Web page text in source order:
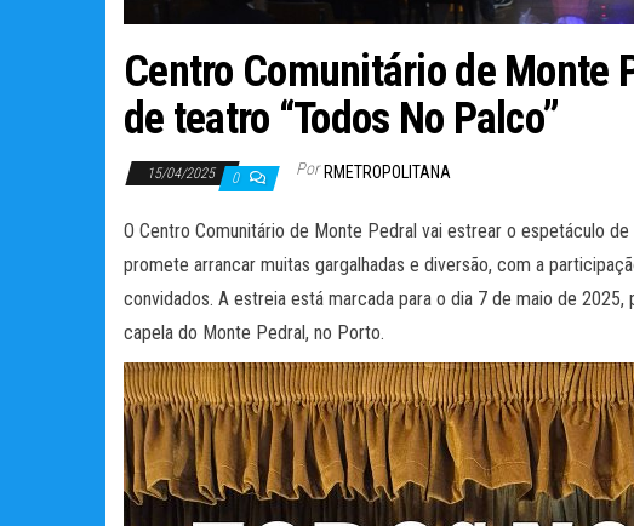
Centro Comunitário de Monte
de teatro “Todos No Palco”
15/04/2025 0 Por RMETROPOLITANA
O Centro Comunitário de Monte Pedral vai estrear o espetáculo
promete arrancar muitas gargalhadas e diversão, com a
convidados. A estreia está marcada para o dia 7 de maio de
capela do Monte Pedral, no Porto.